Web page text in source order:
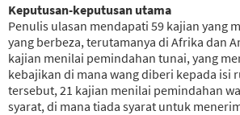
Keputusan-keputusan utama
Penulis ulasan mendapati 59 kajian yang
yang berbeza, terutamanya di Afrika dan
kajian menilai pemindahan tunai, yang
kebajikan di mana wang diberi kepada isi
tersebut, 21 kajian menilai pemindahan
syarat, di mana tiada syarat untuk